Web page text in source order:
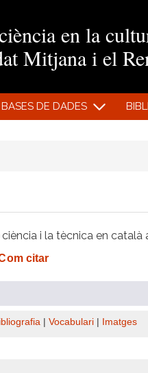
en la
Mitjana i el
BASES DE DADES
i la tècnica en català
citar
Vocabulari Imatges